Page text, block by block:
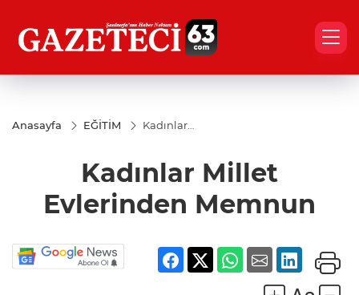
Anasayfa EĞİTİM
Kadınlar
Memnun
Kadınlar Millet
Evlerinden Memnun